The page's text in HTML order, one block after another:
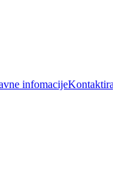
infomacije